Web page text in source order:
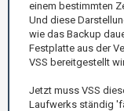
einem bestimmten
Und diese
wie das Backup
Festplatte aus der
VSS bereitgestellt
Jetzt muss VSS
Laufwerks ständig